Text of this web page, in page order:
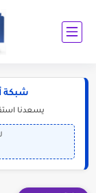
شبكة
يسعدنا